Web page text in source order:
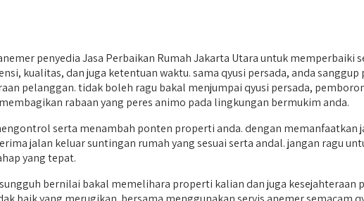
penyedia Jasa Perbaikan Rumah Jakarta Utara untuk
kualitas, dan juga ketentuan waktu. sama qyusi persada, anda
pelanggan. tidak boleh ragu bakal menjumpai qyusi persada,
rabaan yang peres animo pada lingkungan bermukim anda.
serta menambah ponten properti anda. dengan memanfaatkan
jalan keluar suntingan rumah yang sesuai serta andal. jangan ragu
yang tepat.
bernilai bakal memelihara properti kalian dan juga